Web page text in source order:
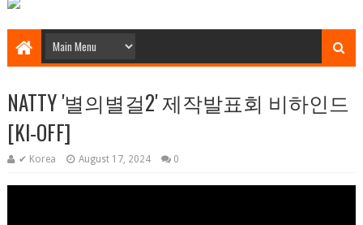
NATTY '별의별걸2' 제작발표회 비하인드
[KI-OFF]
✔ Korea August 17, 2024 0